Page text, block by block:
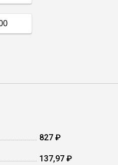
827 ₽
137,97 ₽